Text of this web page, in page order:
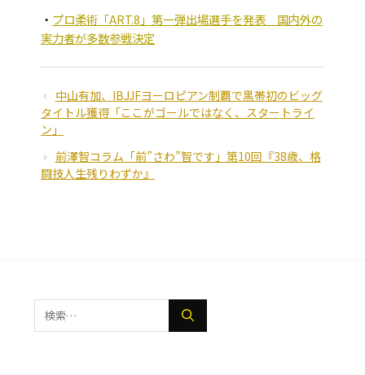
プロ柔術「ART.8」第一弾出場選手を発表 国内外の
実力者が多数参戦決定
中山有加、IBJJFヨーロピアン制覇で黒帯初のビッグ
タイトル獲得「ここがゴールではなく、スタートライ
ン」
前澤智コラム「前”さわ”智です」第10回『38歳、格
闘技人生残りわずか』
検
索: